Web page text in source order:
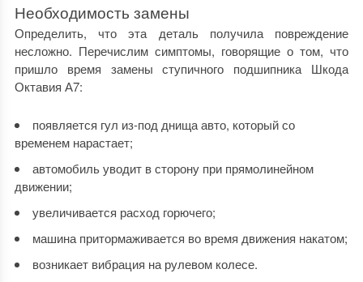
Необходимость замены
Определить, что эта деталь получила повреждение
несложно. Перечислим симптомы, говорящие о том, что
пришло время замены ступичного подшипника Шкода
Октавия А7:
появляется гул из-под днища авто, который со
временем нарастает;
автомобиль уводит в сторону при прямолинейном
движении;
увеличивается расход горючего;
машина притормаживается во время движения накатом;
возникает вибрация на рулевом колесе.